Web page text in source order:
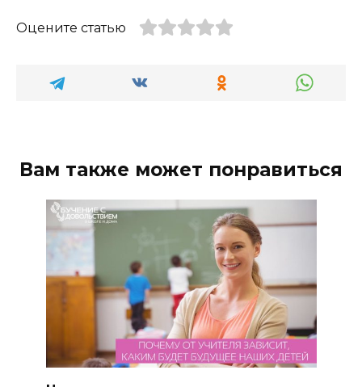
Оцените статью
Вам также может понравиться